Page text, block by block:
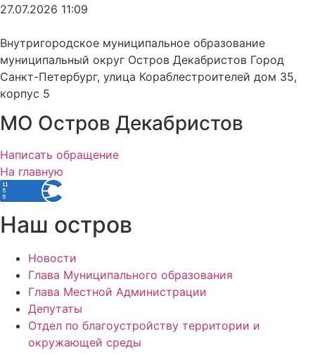
27.07.2026 11:09
Внутригородское муниципальное образование
муниципальный округ Остров Декабристов Город
Санкт-Петербург, улица Кораблестроителей дом 35,
корпус 5
МО Остров Декабристов
Написать обращение
На главную
Наш остров
Новости
Глава Муниципального образования
Глава Местной Администрации
Депутаты
Отдел по благоустройству территории и
окружающей среды